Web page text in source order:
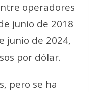
operadores
junio de 2018
junio de 2024,
por dólar.
pero se ha